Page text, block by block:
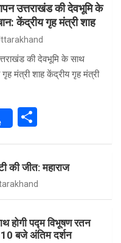
उत्तराखंड की देवभूमि के
केंद्रीय गृह मंत्री शाह
की देवभूमि के साथ
मंत्री शाह केंद्रीय गृह मंत्री
e
की जीत: महाराज
होगी पद्म विभूषण रतन
10 बजे अंतिम दर्शन